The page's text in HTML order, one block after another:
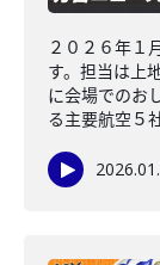
２０２６年１
す。担当は上
に会場でのお
る主要航空５